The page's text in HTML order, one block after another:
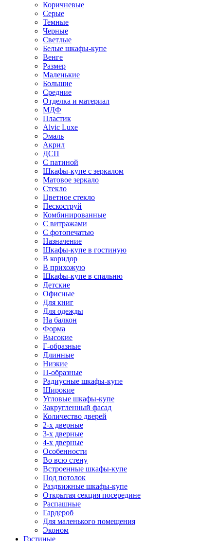
Коричневые
Серые
Темные
Черные
Светлые
Белые шкафы-купе
Венге
Размер
Маленькие
Большие
Средние
Отделка и материал
МДФ
Пластик
Alvic Luxe
Эмаль
Акрил
ДСП
С патиной
Шкафы-купе с зеркалом
Матовое зеркало
Стекло
Цветное стекло
Пескоструй
Комбинированные
С витражами
С фотопечатью
Назначение
Шкафы-купе в гостиную
В коридор
В прихожую
Шкафы-купе в спальню
Детские
Офисные
Для книг
Для одежды
На балкон
Форма
Высокие
Г-образные
Длинные
Низкие
П-образные
Радиусные шкафы-купе
Широкие
Угловые шкафы-купе
Закругленный фасад
Количество дверей
2-х дверные
3-х дверные
4-х дверные
Особенности
Во всю стену
Встроенные шкафы-купе
Под потолок
Раздвижные шкафы-купе
Открытая секция посередине
Распашные
Гардероб
Для маленького помещения
Эконом
Гостиные